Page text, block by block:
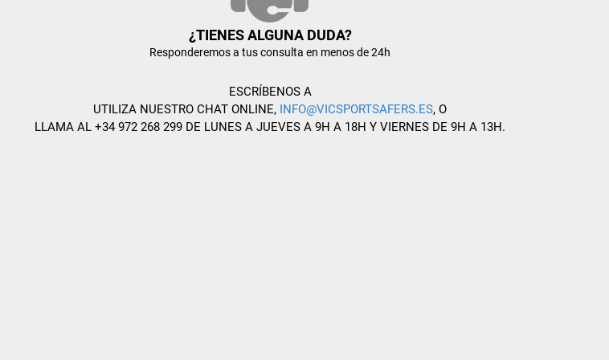
¿TIENES ALGUNA DUDA?
Responderemos a tus consulta en menos de 24h
ESCRÍBENOS A
UTILIZA NUESTRO CHAT ONLINE, INFO@VICSPORTSAFERS.ES, O
LLAMA AL +34 972 268 299 DE LUNES A JUEVES A 9H A 18H Y VIERNES DE 9H A 13H.